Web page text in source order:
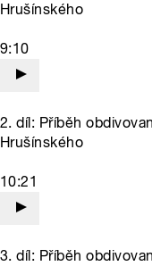
Hrušínského
9:10
2. díl: Příběh
Hrušínského
10:21
3. díl: Příběh